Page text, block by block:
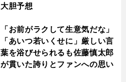
大胆予想
「お前がラクして生意気だな」
「あいつ若いくせに」厳しい言
葉を浴びせられるも佐藤慎太郎
が貫いた誇りとファンへの思い